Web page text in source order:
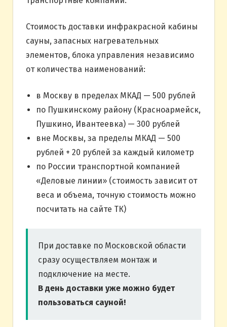
Стоимость доставки инфракрасной кабины
сауны, запасных нагревательных
элементов, блока управления независимо
от количества наименований:
в Москву в пределах МКАД — 500 рублей
по Пушкинскому району (Красноармейск,
Пушкино, Ивантеевка) — 300 рублей
вне Москвы, за пределы МКАД — 500
рублей + 20 рублей за каждый километр
по России транспортной компанией
«Деловые линии» (стоимость зависит от
веса и объема, точную стоимость можно
посчитать на сайте ТК)
При доставке по Московской области
сразу осуществляем монтаж и
подключение на месте.
В день доставки уже можно будет
пользоваться сауной!